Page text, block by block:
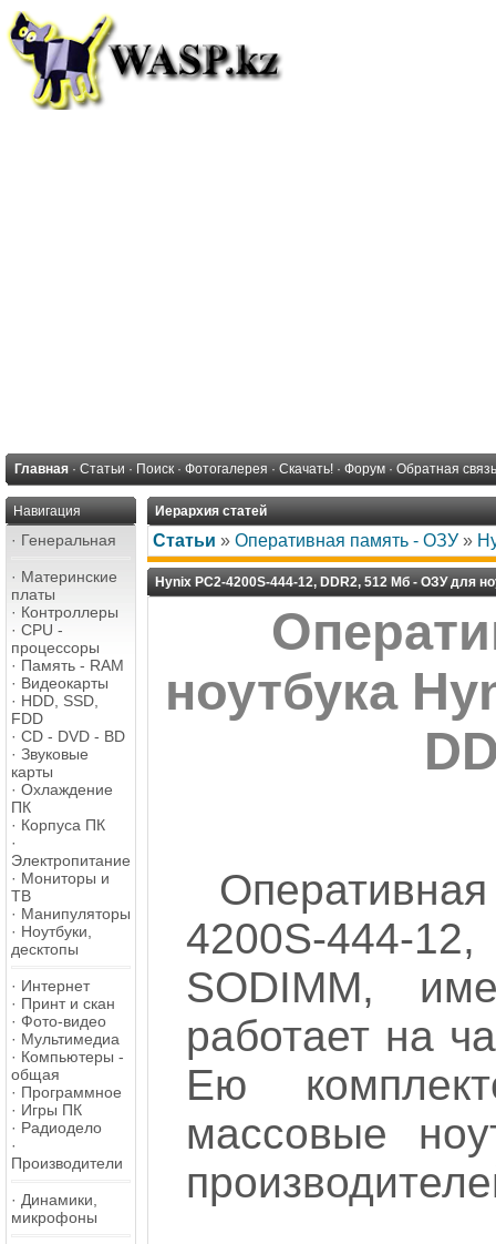
Главная · Статьи · Поиск · Фотогалерея · Скачать! · Форум · Обратная связь
Навигация
· Генеральная
· Материнские
платы
· Контроллеры
· CPU -
процессоры
· Память - RAM
· Видеокарты
· HDD, SSD,
FDD
· CD - DVD - BD
· Звуковые
карты
· Охлаждение
ПК
· Корпуса ПК
·
Электропитание
· Мониторы и
ТВ
· Манипуляторы
· Ноутбуки,
десктопы
· Интернет
· Принт и скан
· Фото-видео
· Мультимедиа
· Компьютеры -
общая
· Программное
· Игры ПК
· Радиодело
·
Производители
· Динамики,
микрофоны
Иерархия статей
Статьи » Оперативная память - ОЗУ »
Hynix PC2-4200S-444-12, DDR2, 512 Мб - ОЗУ для
ноутбука
4200S-444-
SODIMM,
работает на
Ею
массовые